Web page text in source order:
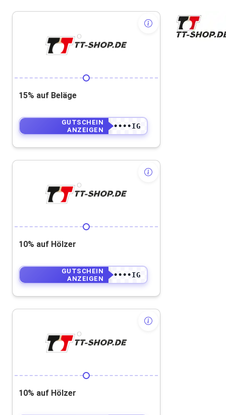
15% auf Beläge
GUTSCHEIN
ANZEIGEN••••••••••IG
10% auf Hölzer
GUTSCHEIN
ANZEIGEN••••••••••IG
10% auf Hölzer